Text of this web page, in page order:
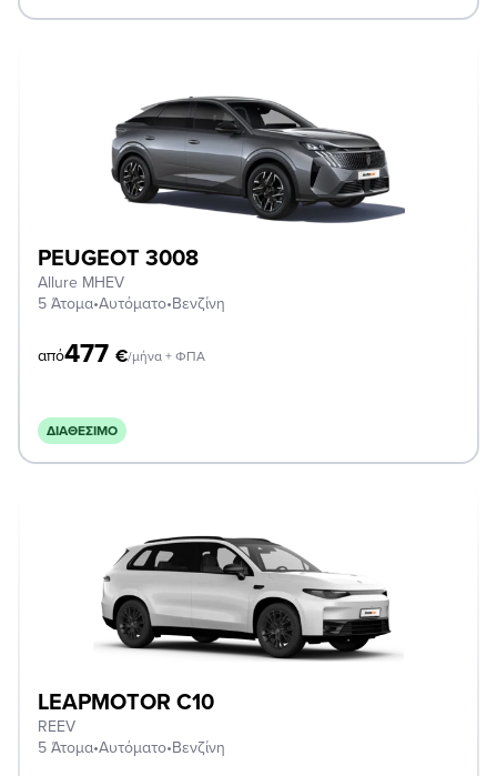
PEUGEOT 3008
Allure MHEV
5 Άτομα•Αυτόματο•Βενζίνη
από477 €/μήνα + ΦΠΑ
ΔΙΑΘΈΣΙΜΟ
LEAPMOTOR C10
REEV
5 Άτομα•Αυτόματο•Βενζίνη